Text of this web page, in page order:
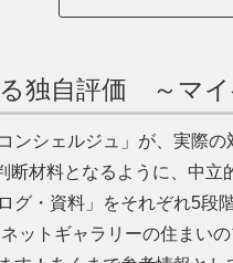
独自評価 ～マイ
ンシェルジュ」が、実際
断材料となるように、中
グ・資料」をそれぞれ5段
ットギャラリーの住まい